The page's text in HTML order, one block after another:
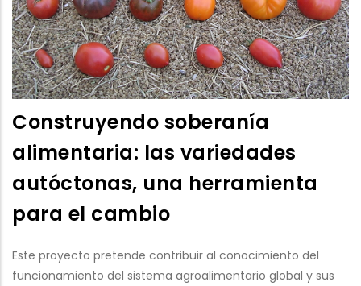
Construyendo soberanía
alimentaria: las variedades
autóctonas, una herramienta
para el cambio
Este proyecto pretende contribuir al conocimiento del
funcionamiento del sistema agroalimentario global y sus